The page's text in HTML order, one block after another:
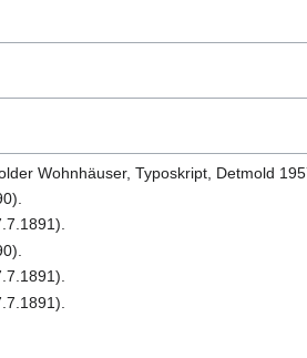
Wohnhäuser, Typoskript, Detmold